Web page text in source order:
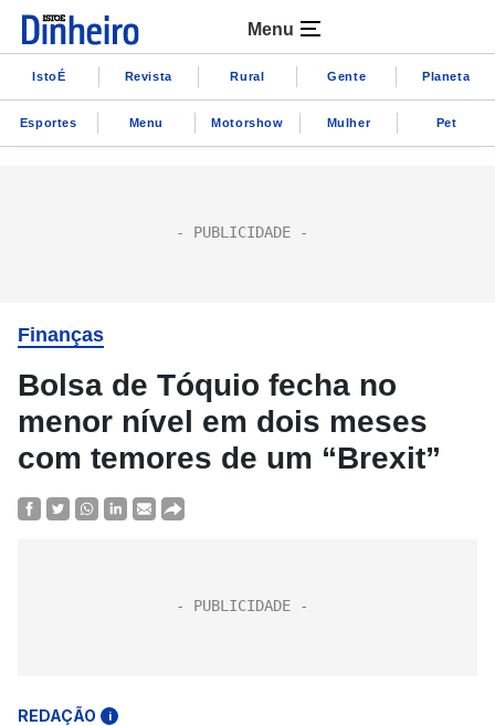
Menu
IstoÉ Revista Rural Gente Planeta
Esportes Menu Motorshow Mulher Pet
Finanças
Bolsa de Tóquio fecha no
menor nível em dois meses
com temores de um “Brexit”
REDAÇÃO i